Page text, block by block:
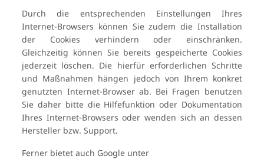
Durch die entsprechenden Einstellungen Ihres
Internet-Browsers können Sie zudem die Installation
der Cookies verhindern oder einschränken.
Gleichzeitig können Sie bereits gespeicherte Cookies
jederzeit löschen. Die hierfür erforderlichen Schritte
und Maßnahmen hängen jedoch von Ihrem konkret
genutzten Internet-Browser ab. Bei Fragen benutzen
Sie daher bitte die Hilfefunktion oder Dokumentation
Ihres Internet-Browsers oder wenden sich an dessen
Hersteller bzw. Support.
Ferner bietet auch Google unter